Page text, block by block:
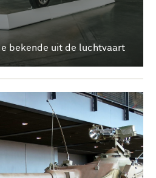
bekende uit de luchtvaart